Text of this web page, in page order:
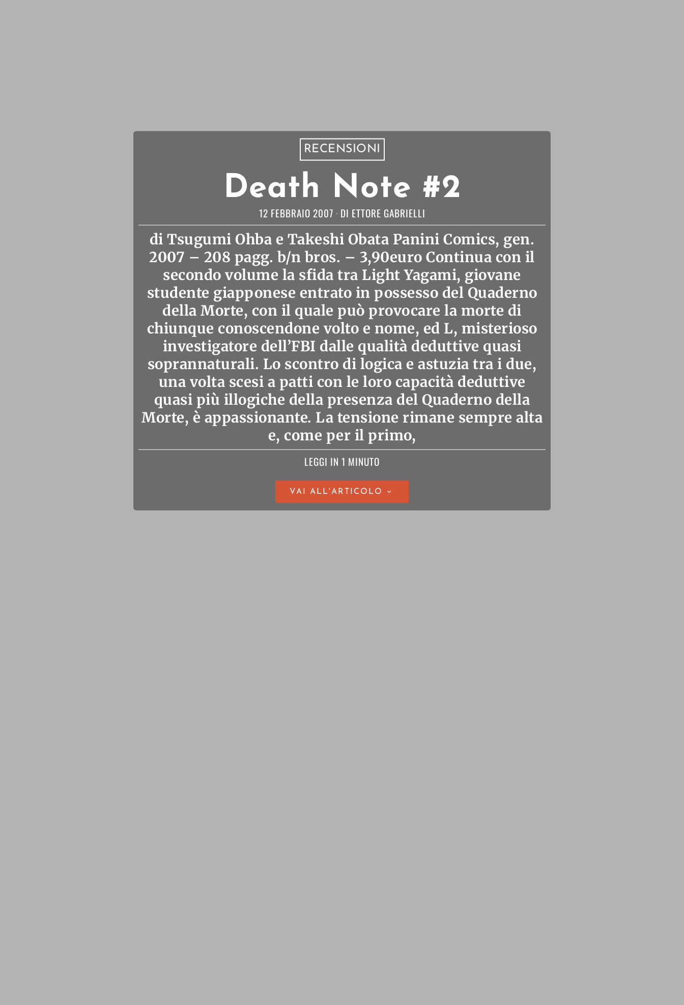
RECENSIONI
Death Note #2
12 FEBBRAIO 2007 DI ETTORE GABRIELLI
di Tsugumi Ohba e Takeshi Obata Panini Comics, gen.
2007 – 208 pagg. b/n bros. – 3,90euro Continua con il
secondo volume la sfida tra Light Yagami, giovane
studente giapponese entrato in possesso del Quaderno
della Morte, con il quale può provocare la morte di
chiunque conoscendone volto e nome, ed L, misterioso
investigatore dell’FBI dalle qualità deduttive quasi
soprannaturali. Lo scontro di logica e astuzia tra i due,
una volta scesi a patti con le loro capacità deduttive
quasi più illogiche della presenza del Quaderno della
Morte, è appassionante. La tensione rimane sempre alta
e, come per il primo,
LEGGI IN 1 MINUTO
VAI ALL'ARTICOLO